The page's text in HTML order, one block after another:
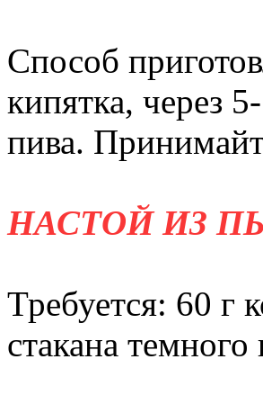
Способ
кипятка, через
пива.
НАСТОЙ ИЗ
Требуется: 60 г
стакана темного